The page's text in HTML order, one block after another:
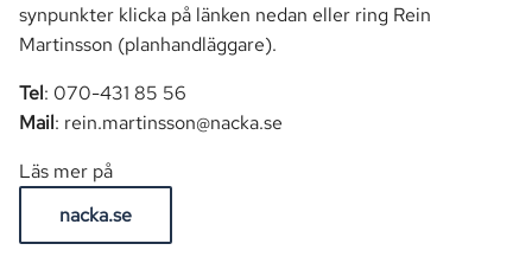
synpunkter klicka på länken nedan eller ring Rein
Martinsson (planhandläggare).
Tel: 070-431 85 56
Mail: rein.martinsson@nacka.se
Läs mer på
nacka.se